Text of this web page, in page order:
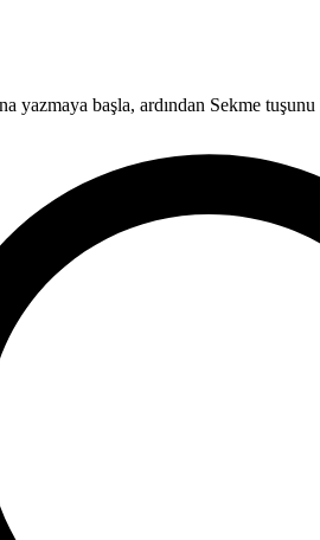
yazmaya başla, ardından Sekme